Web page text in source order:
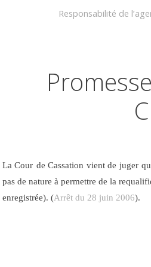
Responsabilité de
La Cour de Cassation vient de juger
pas de nature à permettre de la
enregistrée). (Arrêt du 28 juin 2006).